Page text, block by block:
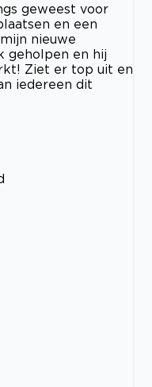
geweest voor
en een
nieuwe
geholpen en hij
Ziet er top uit en
iedereen dit